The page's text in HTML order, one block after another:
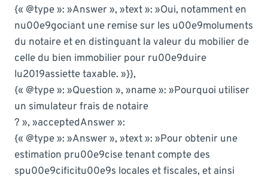
{« @type »: »Answer », »text »: »Oui, notamment en
nu00e9gociant une remise sur les u00e9moluments
du notaire et en distinguant la valeur du mobilier de
celle du bien immobilier pour ru00e9duire
lu2019assiette taxable. »}},
{« @type »: »Question », »name »: »Pourquoi utiliser
un simulateur frais de notaire
? », »acceptedAnswer »:
{« @type »: »Answer », »text »: »Pour obtenir une
estimation pru00e9cise tenant compte des
spu00e9cificitu00e9s locales et fiscales, et ainsi